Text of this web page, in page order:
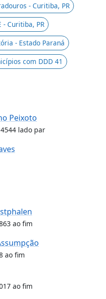
- Curitiba, PR
- Curitiba, PR
- Estado Paraná
com DDD 41
Peixoto
lado par
ao fim
ao fim
ao fim